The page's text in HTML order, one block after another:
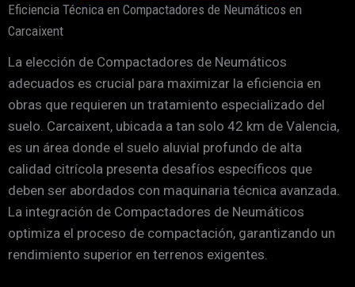
Eficiencia Técnica en Compactadores de Neumáticos en
Carcaixent
La elección de Compactadores de Neumáticos
adecuados es crucial para maximizar la eficiencia en
obras que requieren un tratamiento especializado del
suelo. Carcaixent, ubicada a tan solo 42 km de Valencia,
es un área donde el suelo aluvial profundo de alta
calidad citrícola presenta desafíos específicos que
deben ser abordados con maquinaria técnica avanzada.
La integración de Compactadores de Neumáticos
optimiza el proceso de compactación, garantizando un
rendimiento superior en terrenos exigentes.